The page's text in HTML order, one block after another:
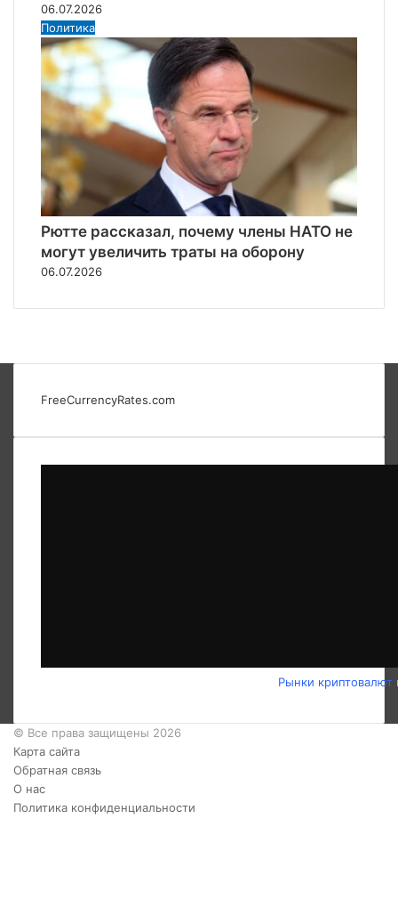
06.07.2026
Политика
Рютте рассказал, почему члены НАТО не
могут увеличить траты на оборону
06.07.2026
FreeCurrencyRates.com
Рынки криптовалют
© Все права защищены 2026
Карта сайта
Обратная связь
О нас
Политика конфиденциальности